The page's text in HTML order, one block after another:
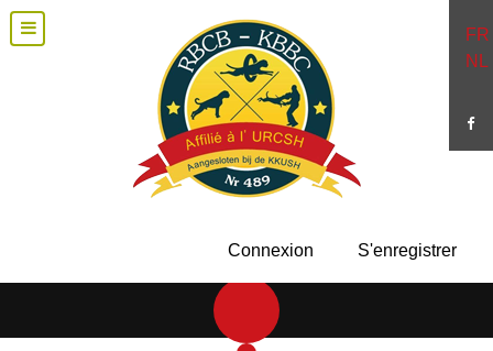
FR
NL
Connexion S'enregistrer